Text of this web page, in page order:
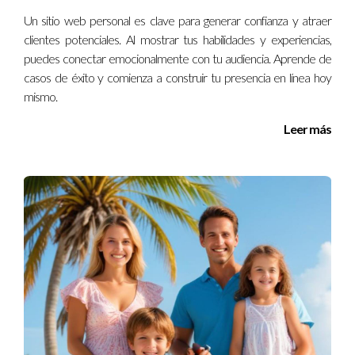
como argumento y logró obtener un porcentaje favorable del
50%, lo cual fue un gran logro para alguien tan nuevo en el
sector.
Caso 3: La Estrategia de Colaboración
Finalmente, consideremos el caso de Sofía, quien entendió
una estrategia efectiva para mejorar su posición dentro de la
empresa. Al formar alianzas con colegas experimentados y
compartir leads, pudo cerrar más transacciones rápidamente.
Al demostrar cómo su colaboración había beneficiado no solo
a ella sino también a sus compañeros, Sofía se presentó ante
la dirección con una propuesta sólida para aumentar su split.
Gracias a su enfoque colaborativo y resultados tangibles,
logró elevar su porcentaje al 65%.
Un sitio web personal es clave para generar confianza y atraer
clientes potenciales. Al mostrar tus habilidades y experiencias,
puedes conectar emocionalmente con tu audiencia. Aprende de
casos de éxito y comienza a construir tu presencia en línea hoy
mismo.
Leer más